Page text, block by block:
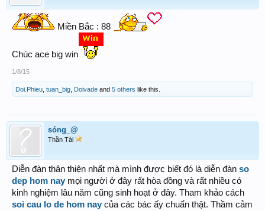
Miền Bắc : 88
Chúc ace big win
1/8/15
Doi.Phieu tuan_big Doivade and 5 others like this.
sóng_@
Thần Tài
Diễn đàn thân thiện nhất mà mình được biết đó là diễn đàn so
dep hom nay mọi người ở đây rất hòa đồng và rất nhiều có
kinh nghiệm lâu năm cũng sinh hoạt ở đây. Tham khảo cách
soi cau lo de hom nay của các bác ấy chuẩn thật. Thầm cảm